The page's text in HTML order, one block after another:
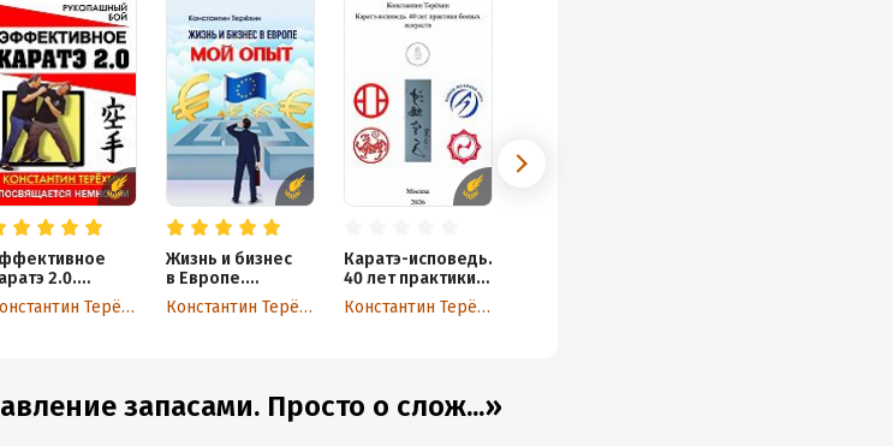
2.0.
Константин Терёхин
Жизнь и бизнес
в Европе.
Мой опыт
Константин Терёхин
Каратэ-исповедь.
40 лет практики
боевых искусствКонстантин Терёхин
запасами. Просто о слож...»